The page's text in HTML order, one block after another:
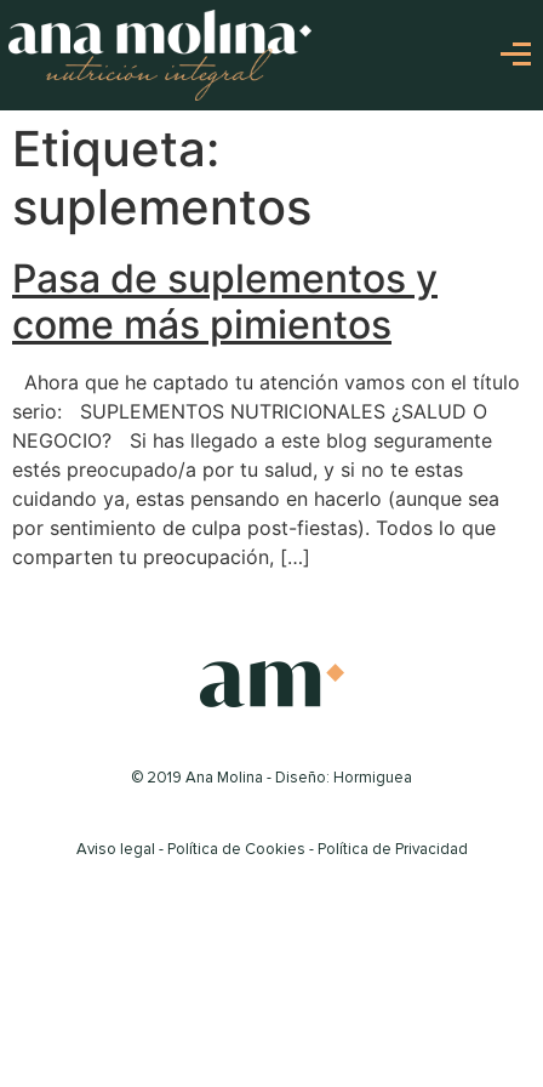
Etiqueta:
suplementos
Pasa de suplementos y
come más pimientos
Ahora que he captado tu atención vamos con el título
serio: SUPLEMENTOS NUTRICIONALES ¿SALUD O
NEGOCIO? Si has llegado a este blog seguramente
estés preocupado/a por tu salud, y si no te estas
cuidando ya, estas pensando en hacerlo (aunque sea
por sentimiento de culpa post-fiestas). Todos lo que
comparten tu preocupación, […]
© 2019 Ana Molina - Diseño: Hormiguea
Aviso legal - Política de Cookies - Política de Privacidad